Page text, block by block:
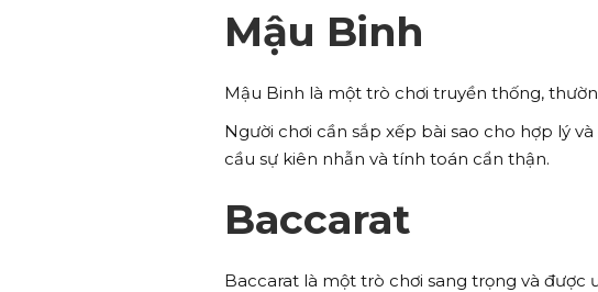
Mậu Binh
Mậu Binh là một trò chơi truyền thống,
Người chơi cần sắp xếp bài sao cho hợp lý
cầu sự kiên nhẫn và tính toán cẩn thận.
Baccarat
Baccarat là một trò chơi sang trọng và được